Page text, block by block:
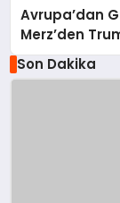
Avrupa’dan
Merz’den
Uyarısı!
Son Dakika